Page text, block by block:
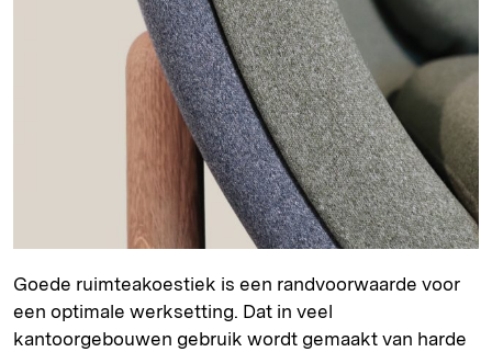
Goede ruimteakoestiek is een randvoorwaarde voor
een optimale werksetting. Dat in veel
kantoorgebouwen gebruik wordt gemaakt van harde